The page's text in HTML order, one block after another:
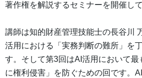
著作権を解説するセミナーを開催して
講師は知的財産管理技能士の長谷川
活用における「実務判断の難所」を
す。そして第3回はAI活用において最
に権利侵害」を防ぐための回です。